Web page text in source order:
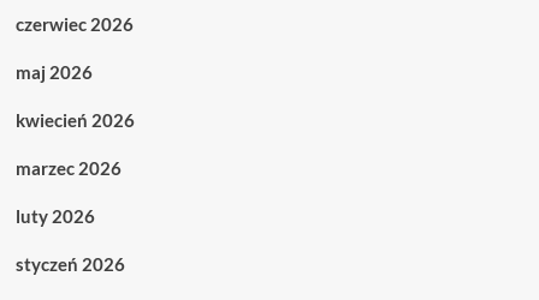
czerwiec 2026
maj 2026
kwiecień 2026
marzec 2026
luty 2026
styczeń 2026